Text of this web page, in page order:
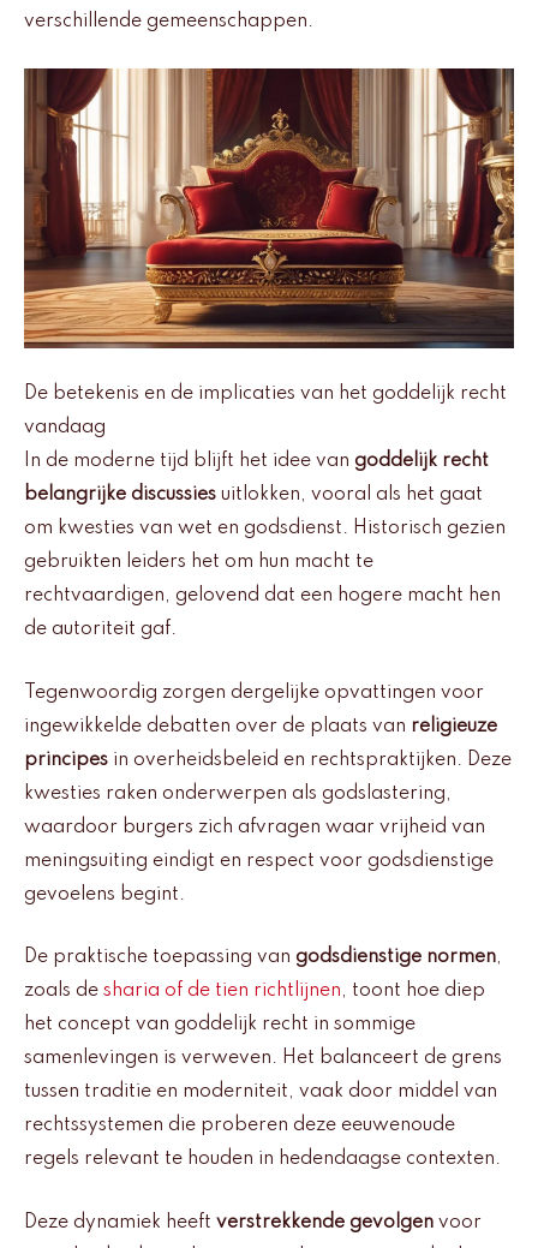
verschillende gemeenschappen.
De betekenis en de implicaties van het goddelijk recht
vandaag
In de moderne tijd blijft het idee van goddelijk recht
belangrijke discussies uitlokken, vooral als het gaat
om kwesties van wet en godsdienst. Historisch gezien
gebruikten leiders het om hun macht te
rechtvaardigen, gelovend dat een hogere macht hen
de autoriteit gaf.
Tegenwoordig zorgen dergelijke opvattingen voor
ingewikkelde debatten over de plaats van religieuze
principes in overheidsbeleid en rechtspraktijken. Deze
kwesties raken onderwerpen als godslastering,
waardoor burgers zich afvragen waar vrijheid van
meningsuiting eindigt en respect voor godsdienstige
gevoelens begint.
De praktische toepassing van godsdienstige normen,
zoals de sharia of de tien richtlijnen, toont hoe diep
het concept van goddelijk recht in sommige
samenlevingen is verweven. Het balanceert de grens
tussen traditie en moderniteit, vaak door middel van
rechtssystemen die proberen deze eeuwenoude
regels relevant te houden in hedendaagse contexten.
Deze dynamiek heeft verstrekkende gevolgen voor